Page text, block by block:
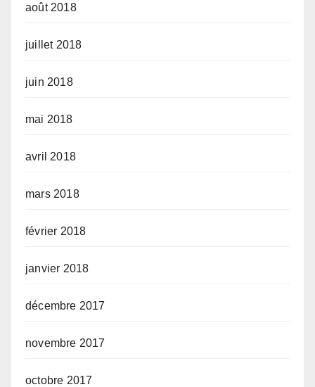
août 2018
juillet 2018
juin 2018
mai 2018
avril 2018
mars 2018
février 2018
janvier 2018
décembre 2017
novembre 2017
octobre 2017